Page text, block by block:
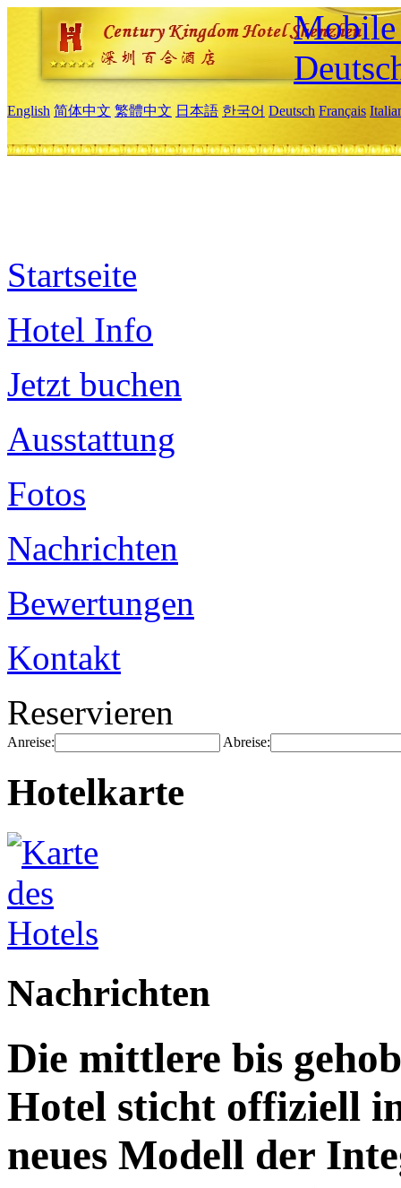
Mobile
English 简体中文 繁體中文 日本語 한국어 Deutsch Français
Startseite
Hotel Info
Jetzt buchen
Ausstattung
Fotos
Nachrichten
Bewertungen
Kontakt
Reservieren
Anreise: Abreise:
Hotelkarte
Nachrichten
Die mittlere bis
Hotel sticht offiziell
neues Modell der